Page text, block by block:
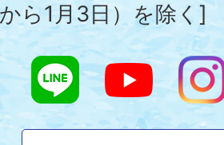
ら1月3日）を除く]